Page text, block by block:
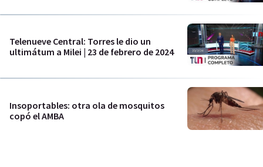
Telenueve Central: Torres le dio un
ultimátum a Milei | 23 de febrero de 2024
Insoportables: otra ola de mosquitos
copó el AMBA